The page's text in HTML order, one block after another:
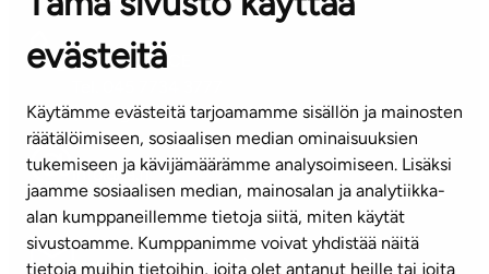
evästeitä
Käytämme evästeitä tarjoamamme sisällön ja mainosten
räätälöimiseen, sosiaalisen median ominaisuuksien
tukemiseen ja kävijämäärämme analysoimiseen. Lisäksi
jaamme sosiaalisen median, mainosalan ja analytiikka-
alan kumppaneillemme tietoja siitä, miten käytät
sivustoamme. Kumppanimme voivat yhdistää näitä
tietoja muihin tietoihin, joita olet antanut heille tai joita
KUNDSERVICE
(vardagar kl. 8–16)
info@ta.fi
Nyhetsbrev (på finska)